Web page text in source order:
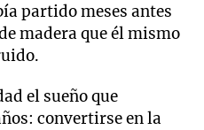
partido meses antes
madera que él mismo
el sueño que
convertirse en la